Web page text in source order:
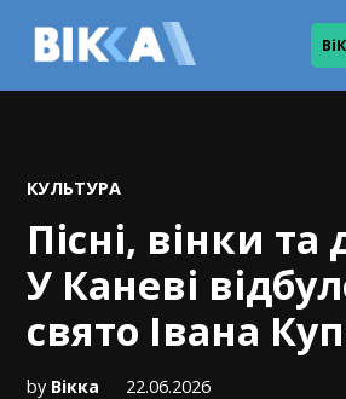
POSTED
КУЛЬТУРА
Пісні, вінки та
У Каневі
свято Івана
by Вікка 22.06.2026